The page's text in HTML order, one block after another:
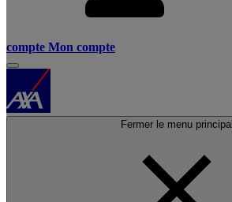
compte Mon compte
Fermer le menu principal